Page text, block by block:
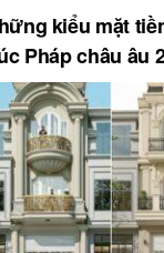
kiểu mặt
Pháp châu âu